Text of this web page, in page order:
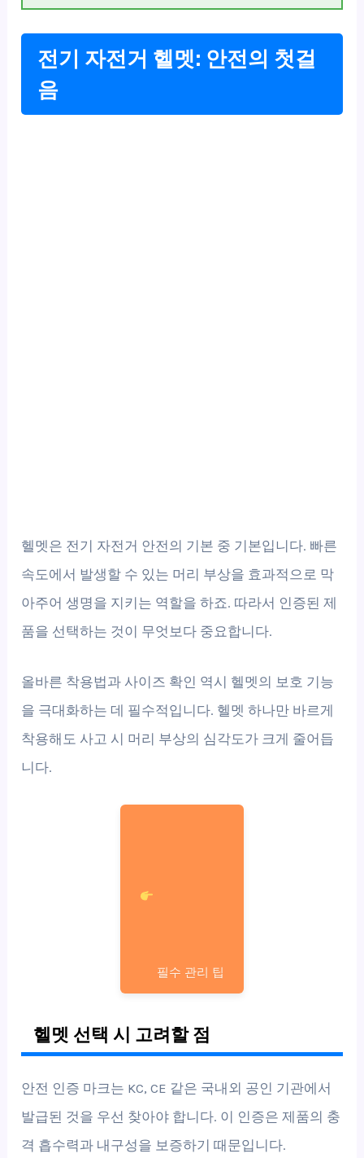
전기 자전거 헬멧: 안전의 첫걸
음
헬멧은 전기 자전거 안전의 기본 중 기본입니다. 빠른
속도에서 발생할 수 있는 머리 부상을 효과적으로 막
아주어 생명을 지키는 역할을 하죠. 따라서 인증된 제
품을 선택하는 것이 무엇보다 중요합니다.
올바른 착용법과 사이즈 확인 역시 헬멧의 보호 기능
을 극대화하는 데 필수적입니다. 헬멧 하나만 바르게
착용해도 사고 시 머리 부상의 심각도가 크게 줄어듭
니다.
필수 관리 팁
헬멧 선택 시 고려할 점
안전 인증 마크는 KC, CE 같은 국내외 공인 기관에서
발급된 것을 우선 찾아야 합니다. 이 인증은 제품의 충
격 흡수력과 내구성을 보증하기 때문입니다.